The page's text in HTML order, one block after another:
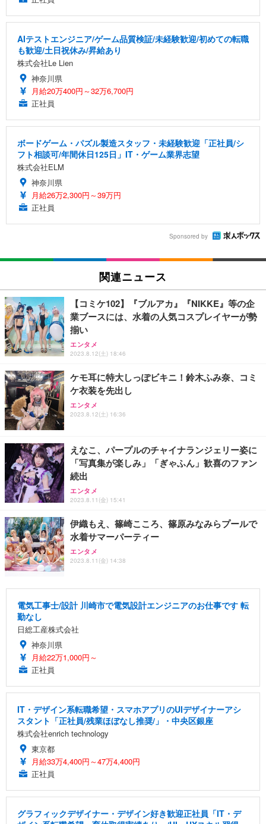
AIテストエンジニア/ゲーム品質検証/未経験歓迎/初めての転職
も歓迎/土日祝休み/昇給あり
株式会社Le Lien
神奈川県
月給20万400円～32万6,700円
正社員
ボードゲーム・パズル製造スタッフ・未経験歓迎「正社員/シ
フト相談可/年間休日125日」IT・ゲーム業界志望
株式会社ELM
神奈川県
月給26万2,300円～39万円
正社員
Sponsored by
関連ニュース
【コミケ102】『ブルアカ』『NIKKE』等の企
業ブースには、水着の人気コスプレイヤーが勢
揃い
エンタメ
2023.8.12(土) 18:46
ケモ耳に特大しっぽビキニ！鈴木ふみ奈、コミ
ケ衣装を先出し
エンタメ
2023.8.12(土) 16:36
えなこ、パープルのチャイナランジェリー姿に
「写真集が楽しみ」「ぎゃふん」歓喜のファン
続出
エンタメ
2023.8.11(金) 15:41
伊織もえ、篠崎こころ、篠原みなみらプールで
水着サマーパーティー
エンタメ
2023.8.11(金) 14:38
電気工事士/設計 川崎市で電気設計エンジニアのお仕事です 転
勤なし
日総工産株式会社
神奈川県
月給22万1,000円～
正社員
IT・デザイン系転職希望・スマホアプリのUIデザイナーアシ
スタント「正社員/残業ほぼなし推奨/」・中央区銀座
株式会社enrich technology
東京都
月給33万4,400円～47万4,400円
正社員
グラフィックデザイナー・デザイン好き歓迎正社員「IT・デ